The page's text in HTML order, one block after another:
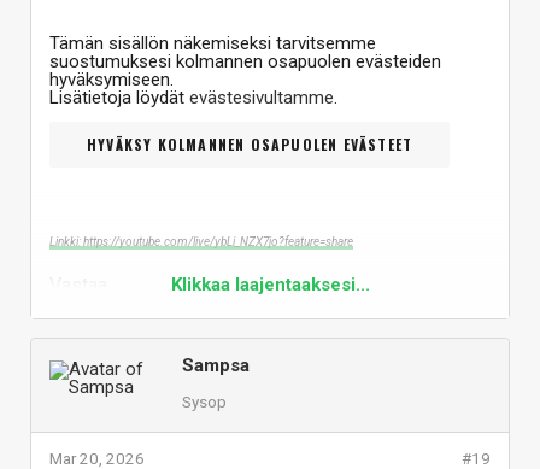
Tämän sisällön näkemiseksi tarvitsemme
suostumuksesi kolmannen osapuolen evästeiden
hyväksymiseen.
Lisätietoja löydät evästesivultamme
HYVÄKSY KOLMANNEN OSAPUOLEN EVÄSTEET
Linkki: https://youtube.com/live/ybLi_NZX7jo?feature=share
Klikkaa laajentaaksesi...
Sampsa
Sysop
#19
Mar 20, 2026